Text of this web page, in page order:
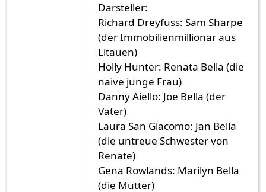
Darsteller:
Richard Dreyfuss: Sam Sharpe
(der Immobilienmillionär aus
Litauen)
Holly Hunter: Renata Bella (die
naive junge Frau)
Danny Aiello: Joe Bella (der
Vater)
Laura San Giacomo: Jan Bella
(die untreue Schwester von
Renate)
Gena Rowlands: Marilyn Bella
(die Mutter)